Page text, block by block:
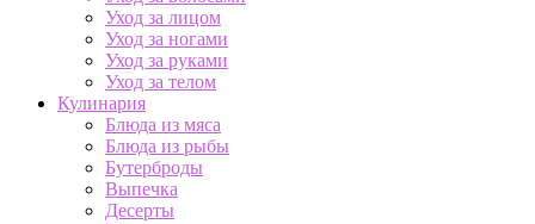
Уход за лицом
Уход за ногами
Уход за руками
Уход за телом
Кулинария
Блюда из мяса
Блюда из рыбы
Бутерброды
Выпечка
Десерты